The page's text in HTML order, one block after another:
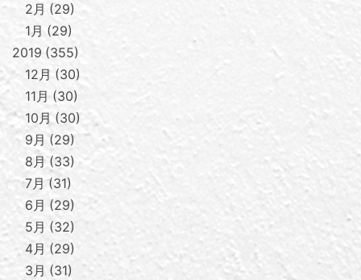
2月
29
1月
29
2019 355
12月 30
11月 30
10月
30
9月
29
8月 33
7月
31
6月
29
5月
32
4月
29
3月
31